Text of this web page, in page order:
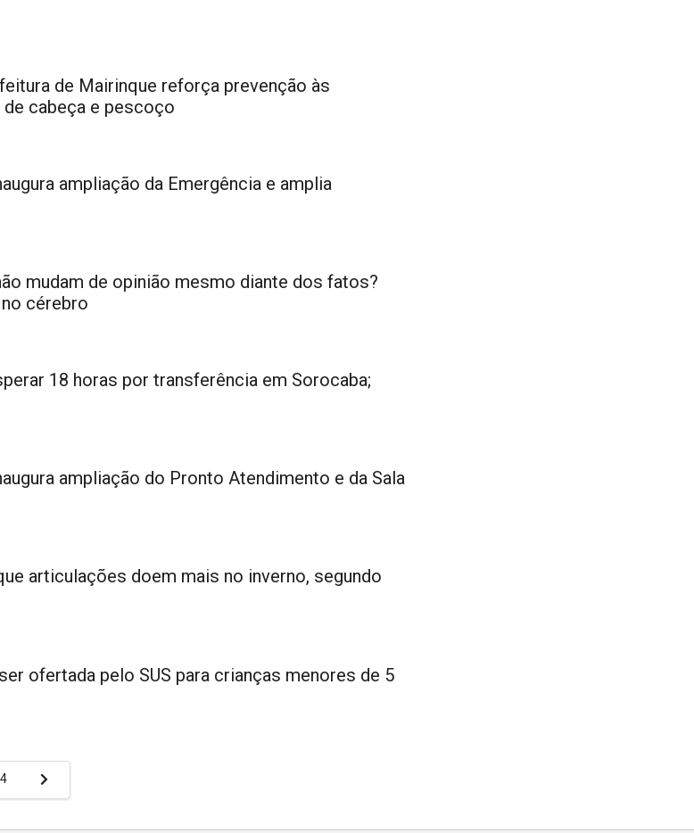
de Mairinque reforça prevenção às
cabeça e pescoço
ampliação da Emergência e amplia
mudam de opinião mesmo diante dos fatos?
cérebro
18 horas por transferência em Sorocaba;
ampliação do Pronto Atendimento e da Sala
articulações doem mais no inverno, segundo
ofertada pelo SUS para crianças menores de 5